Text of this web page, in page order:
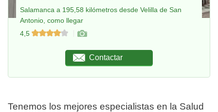
Salamanca a 195,58 kilómetros desde Velilla de San
Antonio, como llegar
4,5
Contactar
Tenemos los mejores especialistas en la Salud